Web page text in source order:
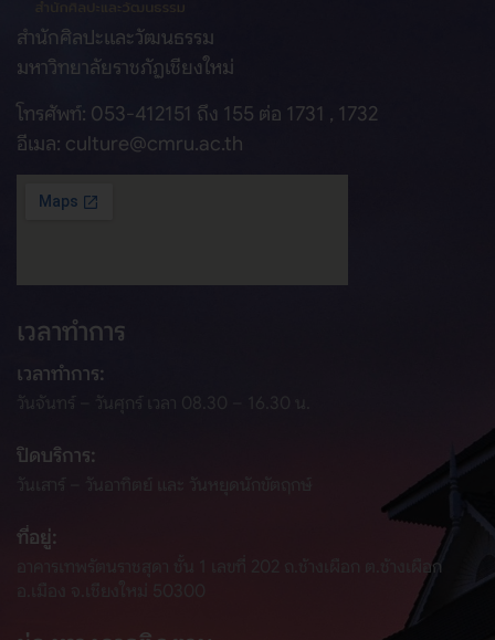
สำนักศิลปะและวัฒนธรรม
มหาวิทยาลัยราชภัฏเชียงใหม่
โทรศัพท์: 053-412151 ถึง 155 ต่อ 1731 , 1732
อีเมล: culture@cmru.ac.th
เวลาทำการ
เวลาทำการ:
วันจันทร์ – วันศุกร์ เวลา 08.30 – 16.30 น.
ปิดบริการ:
ที่อยู่:
อาคารเทพรัตนราชสุดา ชั้น 1 เลขที่ 202 ถ.ช้างเผือก ต.ช้างเผือก